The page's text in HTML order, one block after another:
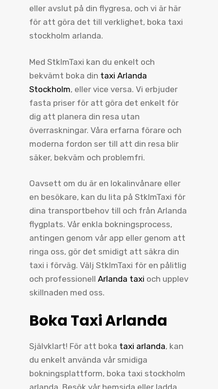
eller avslut på din flygresa, och vi är här
för att göra det till verklighet, boka taxi
stockholm arlanda.
Med StklmTaxi kan du enkelt och
bekvämt boka din taxi Arlanda
Stockholm, eller vice versa. Vi erbjuder
fasta priser för att göra det enkelt för
dig att planera din resa utan
överraskningar. Våra erfarna förare och
moderna fordon ser till att din resa blir
säker, bekväm och problemfri.
Oavsett om du är en lokalinvånare eller
en besökare, kan du lita på StklmTaxi för
dina transportbehov till och från Arlanda
flygplats. Vår enkla bokningsprocess,
antingen genom vår app eller genom att
ringa oss, gör det smidigt att säkra din
taxi i förväg. Välj StklmTaxi för en pålitlig
och professionell Arlanda taxi och upplev
skillnaden med oss.
Boka Taxi Arlanda
Självklart! För att boka taxi arlanda, kan
du enkelt använda vår smidiga
bokningsplattform, boka taxi stockholm
arlanda. Besök vår hemsida eller ladda